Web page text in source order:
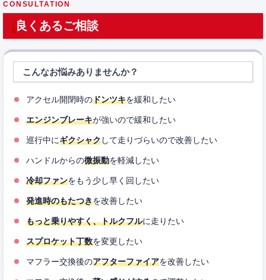
CONSULTATION
良くあるご相談
こんなお悩みありませんか？
アクセル開閉時のドンツキを緩和したい
エンジンブレーキが強いので緩和したい
巡行中にギクシャクして走りづらいので改善したい
ハンドルからの微振動を軽減したい
冷却ファンをもう少し早く回したい
発進時のもたつきを改善したい
もっと乗りやすく、トルクフルに走りたい
スプロケット丁数を変更したい
マフラー交換後のアフターファイアを改善したい